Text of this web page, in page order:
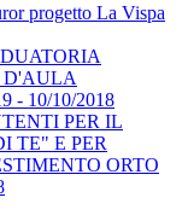
progetto La Vispa
D'AULA
- 10/10/2018
PER IL
TE" E PER
ORTO